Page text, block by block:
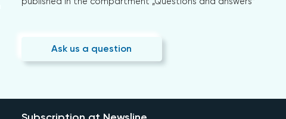
Ask us a question